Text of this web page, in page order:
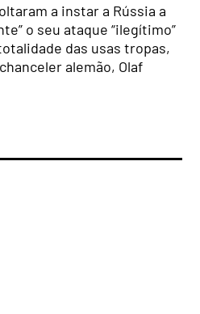
a instar a Rússia a
o seu ataque “ilegítimo”
das usas tropas,
alemão, Olaf